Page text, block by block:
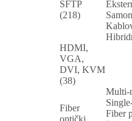
SFTP
(218)
HDMI,
VGA,
DVI, KVM
(38)
Fiber
Multi-
Fiber